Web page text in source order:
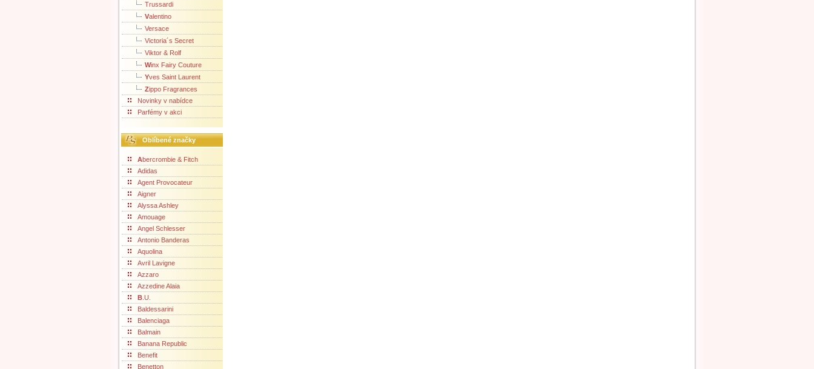
Trussardi
Valentino
Versace
Victoria´s Secret
Viktor & Rolf
Winx Fairy Couture
Yves Saint Laurent
Zippo Fragrances
Novinky v nabídce
Parfémy v akci
Oblíbené značky
Abercrombie & Fitch
Adidas
Agent Provocateur
Aigner
Alyssa Ashley
Amouage
Angel Schlesser
Antonio Banderas
Aquolina
Avril Lavigne
Azzaro
Azzedine Alaia
B .U.
Baldessarini
Balenciaga
Balmain
Banana Republic
Benefit
Benetton